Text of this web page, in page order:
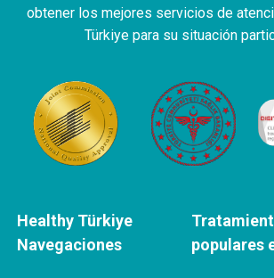
obtener los mejores servicios de
Türkiye para su situación
Healthy Türkiye
Navegaciones
populares